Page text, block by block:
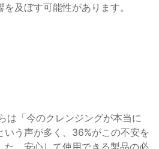
及ぼす可能性があります。
は「今のクレンジングが本当に
いう声が多く、36%がこの不安を